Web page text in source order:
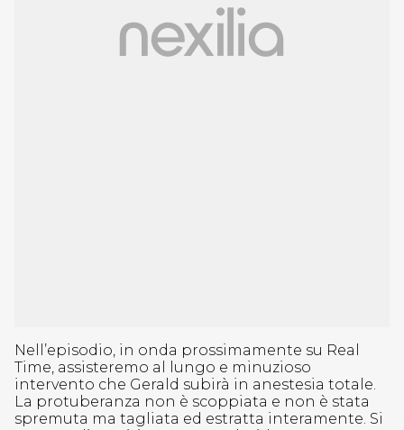
Nell’episodio, in onda prossimamente su Real
Time, assisteremo al lungo e minuzioso
intervento che Gerald subirà in anestesia totale.
La protuberanza non è scoppiata e non è stata
spremuta ma tagliata ed estratta interamente. Si